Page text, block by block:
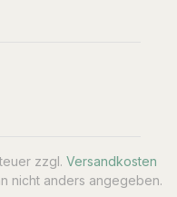
zzgl. Versandkosten
nicht anders angegeben.